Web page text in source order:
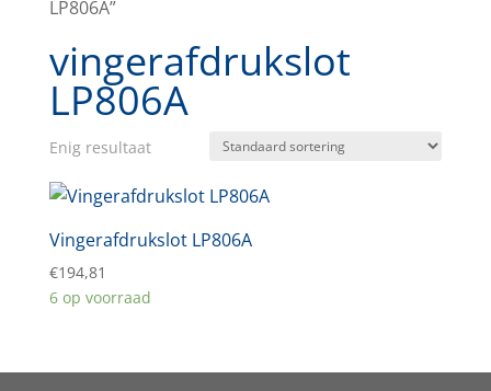
LP806A”
vingerafdrukslot
LP806A
Enig resultaat
Vingerafdrukslot LP806A
€194,81
6 op voorraad